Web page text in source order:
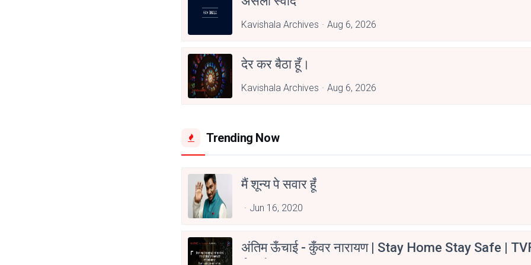
Kavishala Archives Aug 6, 2026
देर कर बैठा हूँ।
Kavishala Archives Aug 6, 2026
Trending Now
मैं शून्य पे सवार हूँ
Jun 16, 2020
अंतिम ऊँचाई - कुँवर नारायण | Stay Home Stay Safe |